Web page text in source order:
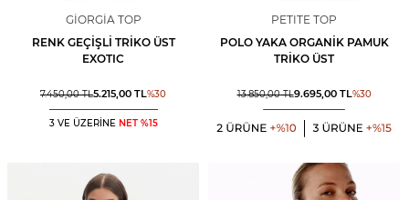
GIORGIA TOP
RENK GEÇIŞLI TRIKO ÜST
EXOTIC
7.450,00TL5.215,00 TL%30
3 VE ÜZERİNE NET %15
PETITE TOP
POLO YAKA ORGANIK PAMUK
TRIKO ÜST
13.850,00TL9.695,00TL%30